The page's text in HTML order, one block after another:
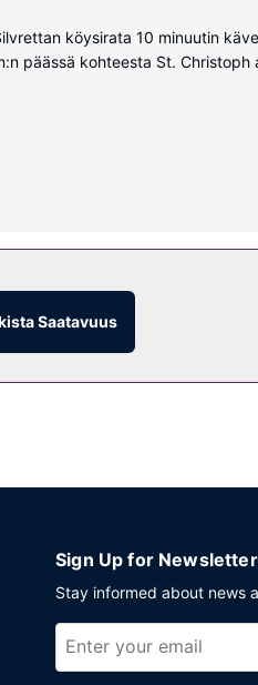
köysirata 10 minuutin
päässä kohteesta St. Christoph
langaton internetyhteys.
ja suksivarasto.
tarjonnan. Palveluihin kuuluu
Saatavuus
Sign Up for Newsletter
Stay informed about news